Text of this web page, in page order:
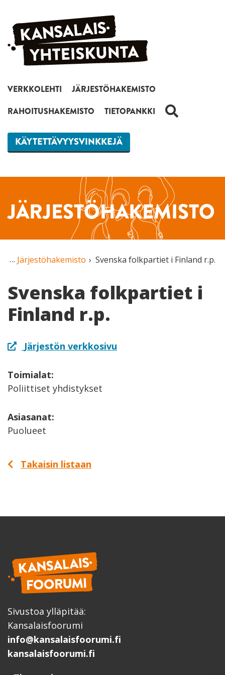
Siirry sisältöön
VERKKOLEHTI
JÄRJESTÖHAKEMISTO
RAHOITUSHAKEMISTO
TIETOPANKKI HAKU
KÄYTETTÄVYYSVINKKEJÄ
JÄRJESTÖHAKEMISTO
Järjestöhakemisto Svenska folkpartiet i Finland r.p.
Svenska folkpartiet i
Finland r.p.
Järjestön verkkosivu
Toimialat:
Poliittiset yhdistykset
Asiasanat:
Puolueet
Takaisin listaan
Sivustoa ylläpitää:
Kansalaisfoorumi
info@kansalaisfoorumi.fi
kansalaisfoorumi.fi